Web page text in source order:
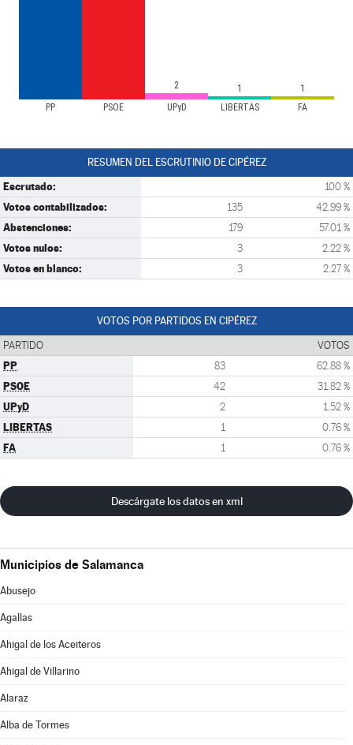
PP PSOE UPyD LIBERTAS FA
2 1 1
RESUMEN DEL ESCRUTINIO DE CIPÉREZ
Escrutado: 100 %
Votos contabilizados: 135 42.99 %
Abstenciones: 179 57.01 %
Votos nulos: 3 2.22 %
Votos en blanco: 3 2.27 %
VOTOS POR PARTIDOS EN CIPÉREZ
PARTIDO VOTOS
PP 83 62.88 %
PSOE 42 31.82 %
UPyD 2 1.52 %
LIBERTAS 1 0.76 %
FA 1 0.76 %
Descárgate los datos en xml
Municipios de Salamanca
Abusejo
Agallas
Ahigal de los Aceiteros
Ahigal de Villarino
Alaraz
Alba de Tormes